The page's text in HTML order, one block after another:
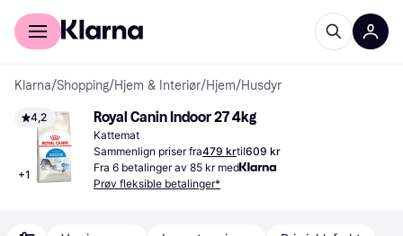
For kunder
Klarna/Shopping/Hjem & Interiør/Hjem/Husdyr
4,2
+1
Royal Canin Indoor 27 4kg
Kattemat
Sammenlign priser fra479 krtil609 kr
Fra 6 betalinger av 85 kr med
Prøv fleksible betalinger*